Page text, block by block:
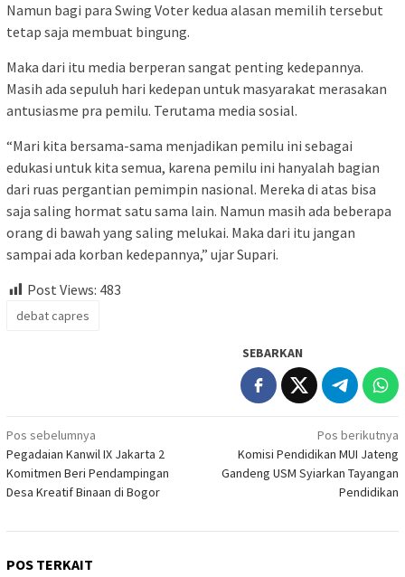
Namun bagi para Swing Voter kedua alasan memilih tersebut
tetap saja membuat bingung.
Maka dari itu media berperan sangat penting kedepannya.
Masih ada sepuluh hari kedepan untuk masyarakat merasakan
antusiasme pra pemilu. Terutama media sosial.
“Mari kita bersama-sama menjadikan pemilu ini sebagai
edukasi untuk kita semua, karena pemilu ini hanyalah bagian
dari ruas pergantian pemimpin nasional. Mereka di atas bisa
saja saling hormat satu sama lain. Namun masih ada beberapa
orang di bawah yang saling melukai. Maka dari itu jangan
sampai ada korban kedepannya,” ujar Supari.
Post Views: 483
debat capres
SEBARKAN
Navigasi
pos
Pos sebelumnya
Pegadaian Kanwil IX Jakarta 2
Komitmen Beri Pendampingan
Desa Kreatif Binaan di Bogor
Pos berikutnya
Komisi Pendidikan MUI Jateng
Gandeng USM Syiarkan Tayangan
Pendidikan
POS TERKAIT